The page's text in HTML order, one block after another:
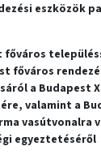
eszközök
főváros
főváros
a Budapest
valamint a
vasútvonalra
egyeztetéséről